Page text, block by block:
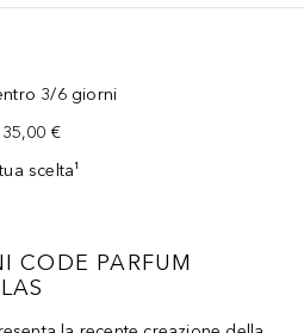
3/6 giorni
€
scelta¹
CODE PARFUM